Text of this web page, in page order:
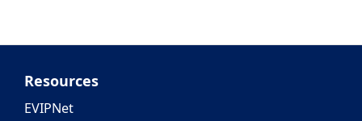
Resources
EVIPNet